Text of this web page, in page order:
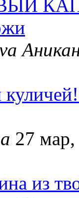
27
из